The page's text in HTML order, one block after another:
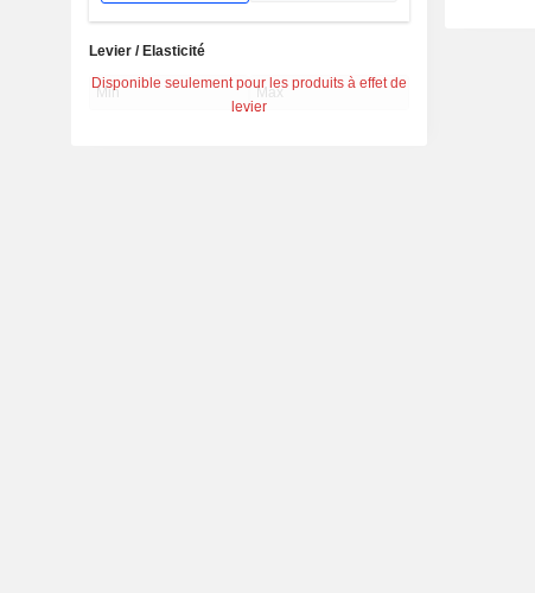
Disponible seulement pour les produits à effet de
levier
Levier / Elasticité